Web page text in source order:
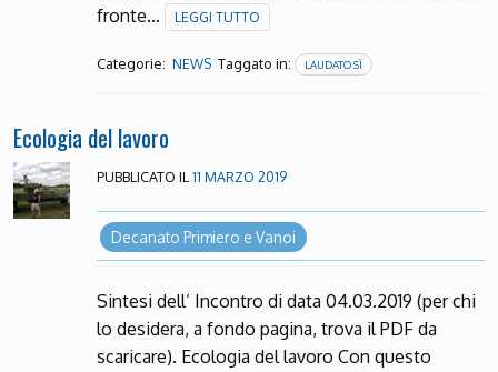
fronte…
LEGGI TUTTO
Categorie: NEWS Taggato in: LAUDATO SÌ
Ecologia del lavoro
PUBBLICATO IL 11 MARZO 2019
Decanato Primiero e Vanoi
Sintesi dell’ Incontro di data 04.03.2019 (per chi
lo desidera, a fondo pagina, trova il PDF da
scaricare). Ecologia del lavoro Con questo